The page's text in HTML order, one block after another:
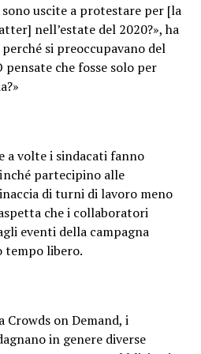
uscite a protestare per [la
nell’estate del 2020?», ha
si preoccupavano del
che fosse solo per
a volte i sindacati fanno
partecipino alle
di turni di lavoro meno
che i collaboratori
eventi della campagna
libero.
Crowds on Demand, i
in genere diverse